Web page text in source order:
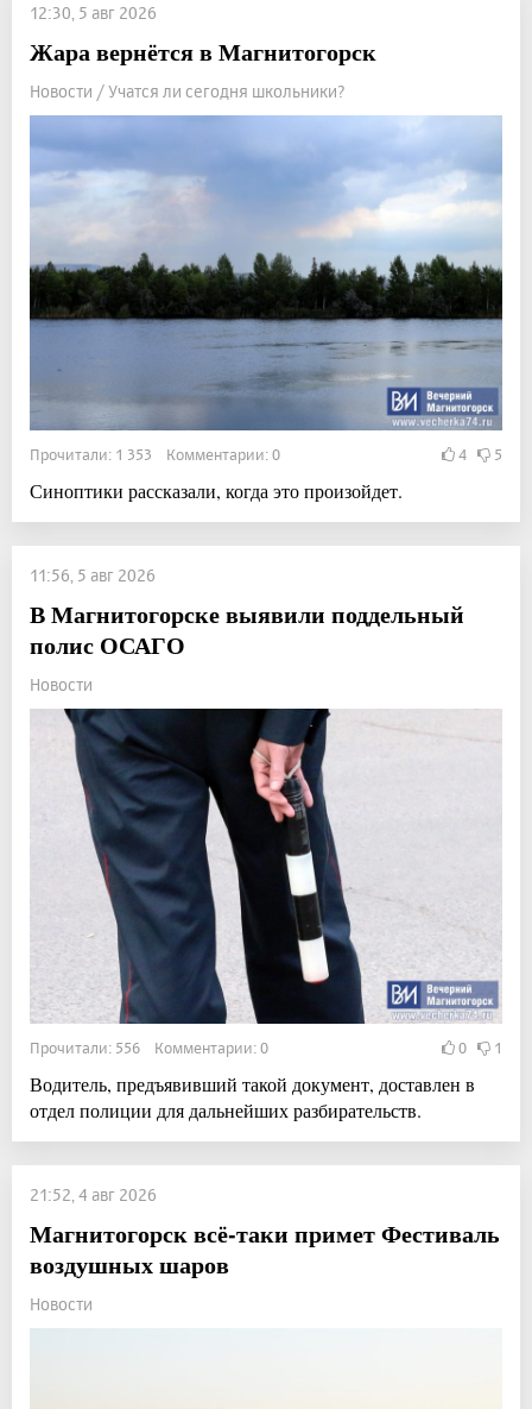
12:30, 5 авг 2026
Жара вернётся в Магнитогорск
Новости / Учатся ли сегодня школьники?
Прочитали: 1 353 Комментарии: 0 4 5
Синоптики рассказали, когда это произойдет.
11:56, 5 авг 2026
В Магнитогорске выявили поддельный
полис ОСАГО
Новости
Прочитали: 556 Комментарии: 0 0 1
Водитель, предъявивший такой документ, доставлен в
отдел полиции для дальнейших разбирательств.
21:52, 4 авг 2026
Магнитогорск всё-таки примет Фестиваль
воздушных шаров
Новости